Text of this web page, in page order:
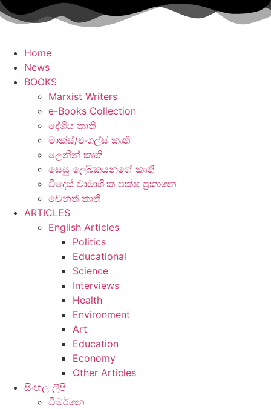
Skip
to
Home
News
BOOKS
Marxist Writers
e-Books Collection
දේශීය කෘති
මාක්ස්/එංගල්ස් කෘති
ලෙනින් කෘති
සෙසු ලේඛකයන්ගේ කෘති
විදෙස් වාමාශිංක පක්ෂ ප්‍රකාශන
වෙනත් කෘති
ARTICLES
English Articles
Politics
Educational
Science
Interviews
Health
Environment
Art
Education
Economy
Other Articles
සිංහල ලිපි
විමර්ශන